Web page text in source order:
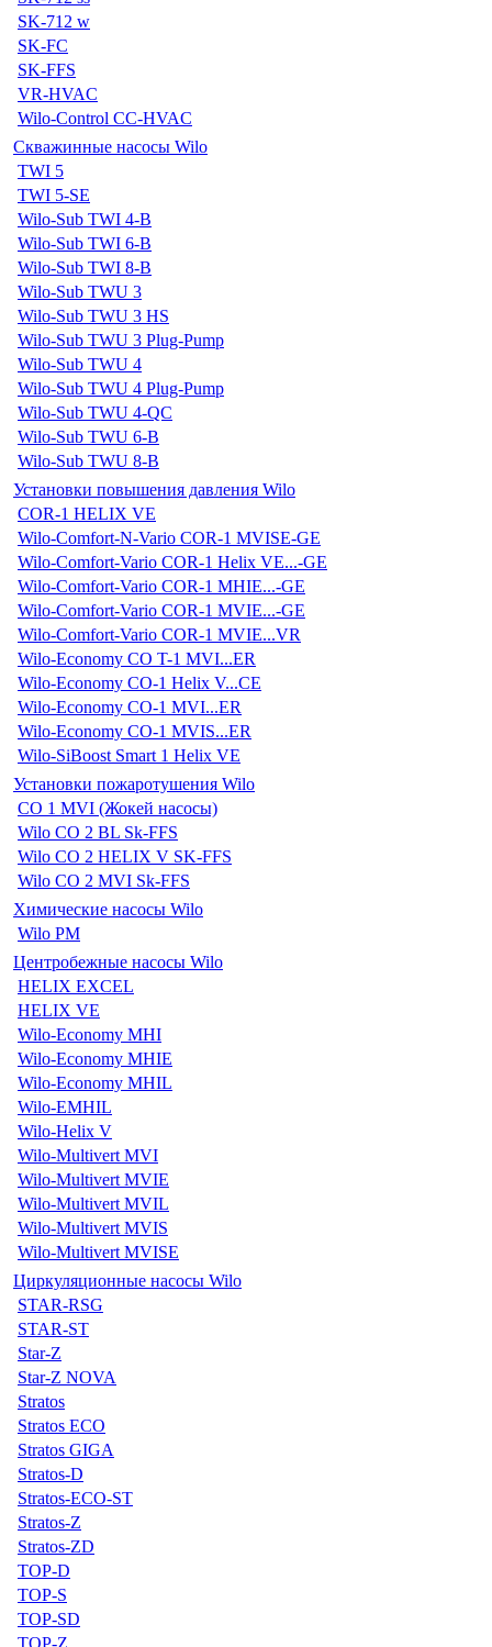
SK-712 w
SK-FC
SK-FFS
VR-HVAC
Wilo-Control CC-HVAC
Скважинные насосы Wilo
TWI 5
TWI 5-SE
Wilo-Sub TWI 4-B
Wilo-Sub TWI 6-B
Wilo-Sub TWI 8-B
Wilo-Sub TWU 3
Wilo-Sub TWU 3 HS
Wilo-Sub TWU 3 Plug-Pump
Wilo-Sub TWU 4
Wilo-Sub TWU 4 Plug-Pump
Wilo-Sub TWU 4-QC
Wilo-Sub TWU 6-B
Wilo-Sub TWU 8-B
Установки повышения давления Wilo
COR-1 HELIX VE
Wilo-Comfort-N-Vario COR-1 MVISE-GE
Wilo-Comfort-Vario COR-1 Helix VE...-GE
Wilo-Comfort-Vario COR-1 MHIE...-GE
Wilo-Comfort-Vario COR-1 MVIE...-GE
Wilo-Comfort-Vario COR-1 MVIE...VR
Wilo-Economy CO T-1 MVI...ER
Wilo-Economy CO-1 Helix V...CE
Wilo-Economy CO-1 MVI...ER
Wilo-Economy CO-1 MVIS...ER
Wilo-SiBoost Smart 1 Helix VE
Установки пожаротушения Wilo
CO 1 MVI (Жокей насосы)
Wilo CO 2 BL Sk-FFS
Wilo CO 2 HELIX V SK-FFS
Wilo CO 2 MVI Sk-FFS
Химические насосы Wilo
Wilo PM
Центробежные насосы Wilo
HELIX EXCEL
HELIX VE
Wilo-Economy MHI
Wilo-Economy MHIE
Wilo-Economy MHIL
Wilo-EMHIL
Wilo-Helix V
Wilo-Multivert MVI
Wilo-Multivert MVIE
Wilo-Multivert MVIL
Wilo-Multivert MVIS
Wilo-Multivert MVISE
Циркуляционные насосы Wilo
STAR-RSG
STAR-ST
Star-Z
Star-Z NOVA
Stratos
Stratos ECO
Stratos GIGA
Stratos-D
Stratos-ECO-ST
Stratos-Z
Stratos-ZD
TOP-D
TOP-S
TOP-SD
TOP-Z